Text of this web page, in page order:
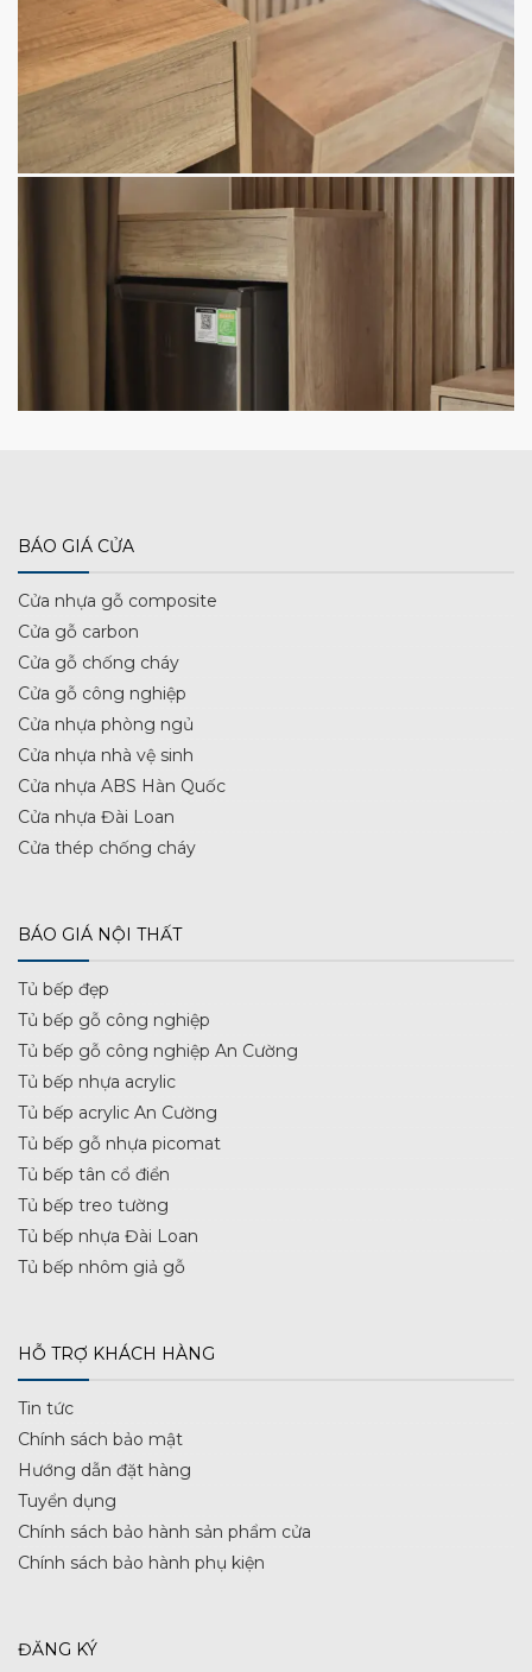
BÁO GIÁ CỬA
Cửa nhựa gỗ composite
Cửa gỗ carbon
Cửa gỗ chống cháy
Cửa gỗ công nghiệp
Cửa nhựa phòng ngủ
Cửa nhựa nhà vệ sinh
Cửa nhựa ABS Hàn Quốc
Cửa nhựa Đài Loan
Cửa thép chống cháy
BÁO GIÁ NỘI THẤT
Tủ bếp đẹp
Tủ bếp gỗ công nghiệp
Tủ bếp gỗ công nghiệp An Cường
Tủ bếp nhựa acrylic
Tủ bếp acrylic An Cường
Tủ bếp gỗ nhựa picomat
Tủ bếp tân cổ điển
Tủ bếp treo tường
Tủ bếp nhựa Đài Loan
Tủ bếp nhôm giả gỗ
HỖ TRỢ KHÁCH HÀNG
Tin tức
Chính sách bảo mật
Hướng dẫn đặt hàng
Tuyển dụng
Chính sách bảo hành sản phẩm cửa
Chính sách bảo hành phụ kiện
ĐĂNG KÝ